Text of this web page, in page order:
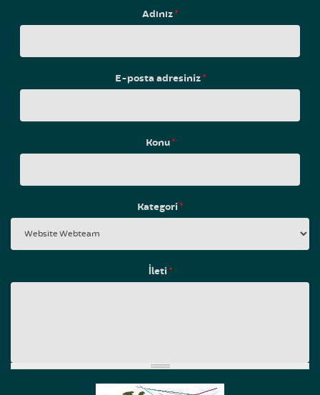
Adınız*
E-posta adresiniz*
Konu*
Kategori*
İleti*